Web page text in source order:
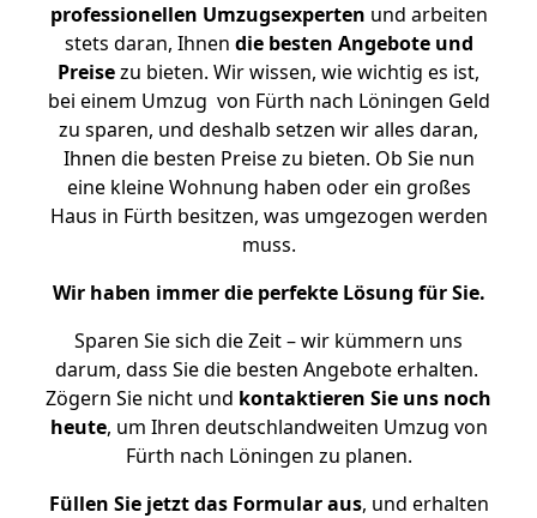
professionellen Umzugsexperten und arbeiten
stets daran, Ihnen die besten Angebote und
Preisezu bieten. Wir wissen, wie wichtig es ist,
bei einem Umzug von Fürth nach Löningen Geld
zu sparen, und deshalb setzen wir alles daran,
Ihnen die besten Preise zu bieten. Ob Sie nun
eine kleine Wohnung haben oder ein großes
Haus in Fürth besitzen, was umgezogen werden
muss.
Wir haben immer die perfekte Lösung für Sie.
Sparen Sie sich die Zeit – wir kümmern uns
darum, dass Sie die besten Angebote erhalten.
Zögern Sie nicht und kontaktieren Sie uns noch
heute, um Ihren deutschlandweiten Umzug von
Fürth nach Löningen zu planen.
Füllen Sie jetzt das Formular aus, und erhalten